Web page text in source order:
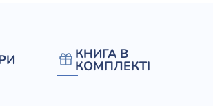
КНИГА В
КОМПЛЕКТІ